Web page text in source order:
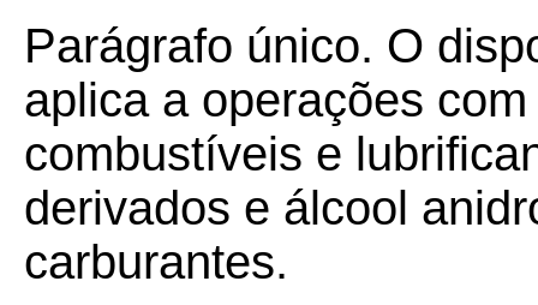
Parágrafo único. O
aplica a operações
combustíveis e
derivados e álcool
carburantes.